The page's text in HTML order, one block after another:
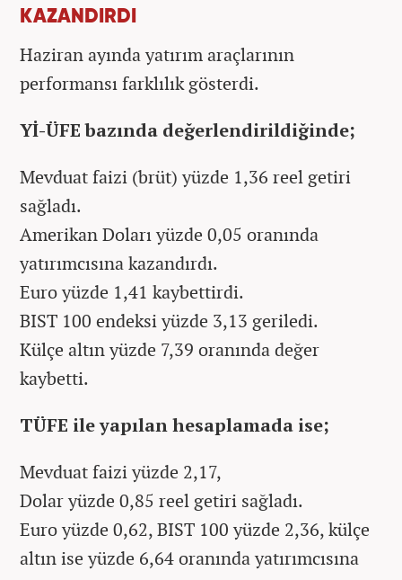
KAZANDIRDI
Haziran ayında yatırım araçlarının
performansı farklılık gösterdi.
Yİ-ÜFE bazında değerlendirildiğinde;
Mevduat faizi (brüt) yüzde 1,36 reel getiri
sağladı.
Amerikan Doları yüzde 0,05 oranında
yatırımcısına kazandırdı.
Euro yüzde 1,41 kaybettirdi.
BIST 100 endeksi yüzde 3,13 geriledi.
Külçe altın yüzde 7,39 oranında değer
kaybetti.
TÜFE ile yapılan hesaplamada ise;
Mevduat faizi yüzde 2,17,
Dolar yüzde 0,85 reel getiri sağladı.
Euro yüzde 0,62, BIST 100 yüzde 2,36, külçe
altın ise yüzde 6,64 oranında yatırımcısına